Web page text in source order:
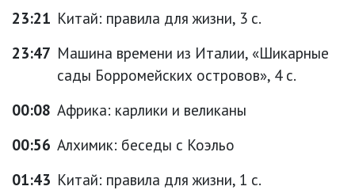
23:21 Китай: правила для жизни, 3 с.
23:47 Машина времени из Италии, «Шикарные
сады Борромейских островов», 4 с.
00:08 Африка: карлики и великаны
00:56 Алхимик: беседы с Коэльо
01:43 Китай: правила для жизни, 1 с.